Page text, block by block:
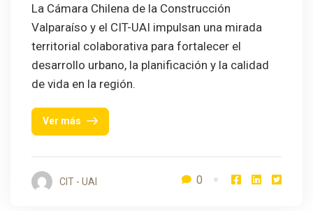
La Cámara Chilena de la Construcción
Valparaíso y el CIT-UAI impulsan una mirada
territorial colaborativa para fortalecer el
desarrollo urbano, la planificación y la calidad
de vida en la región.
Ver más
CIT - UAI 0